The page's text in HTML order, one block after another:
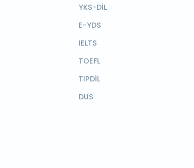
YKS-DİL
E-YDS
IELTS
TOEFL
TIPDİL
DUS